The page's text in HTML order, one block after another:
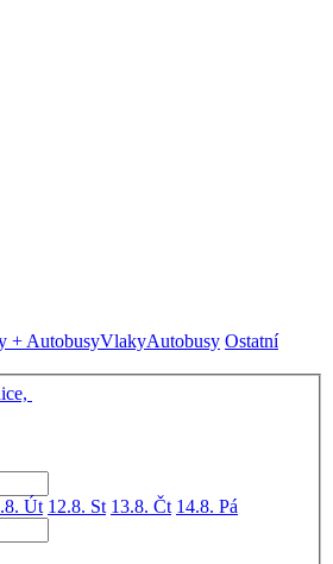
+ AutobusyVlakyAutobusy Ostatní
Út 12.8. St 13.8. Čt 14.8. Pá